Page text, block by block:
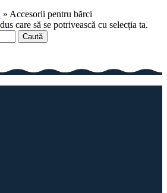
» Accesorii pentru bărci
care să se potrivească cu selecția ta.
Caută